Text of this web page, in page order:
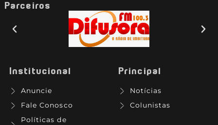
Parceiros
Institucional
Anuncie
Fale Conosco
Políticas de
Principal
Notícias
Colunistas